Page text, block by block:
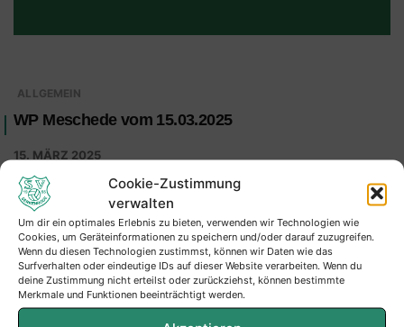
Cookie-Zustimmung
verwalten
Um dir ein optimales Erlebnis zu bieten, verwenden wir Technologien wie
Cookies, um Geräteinformationen zu speichern und/oder darauf zuzugreifen.
Wenn du diesen Technologien zustimmst, können wir Daten wie das
Surfverhalten oder eindeutige IDs auf dieser Website verarbeiten. Wenn du
deine Zustimmung nicht erteilst oder zurückziehst, können bestimmte
Merkmale und Funktionen beeinträchtigt werden.
ALLGEMEIN
WP Meschede vom 15.03.2025
15. MÄRZ 2025